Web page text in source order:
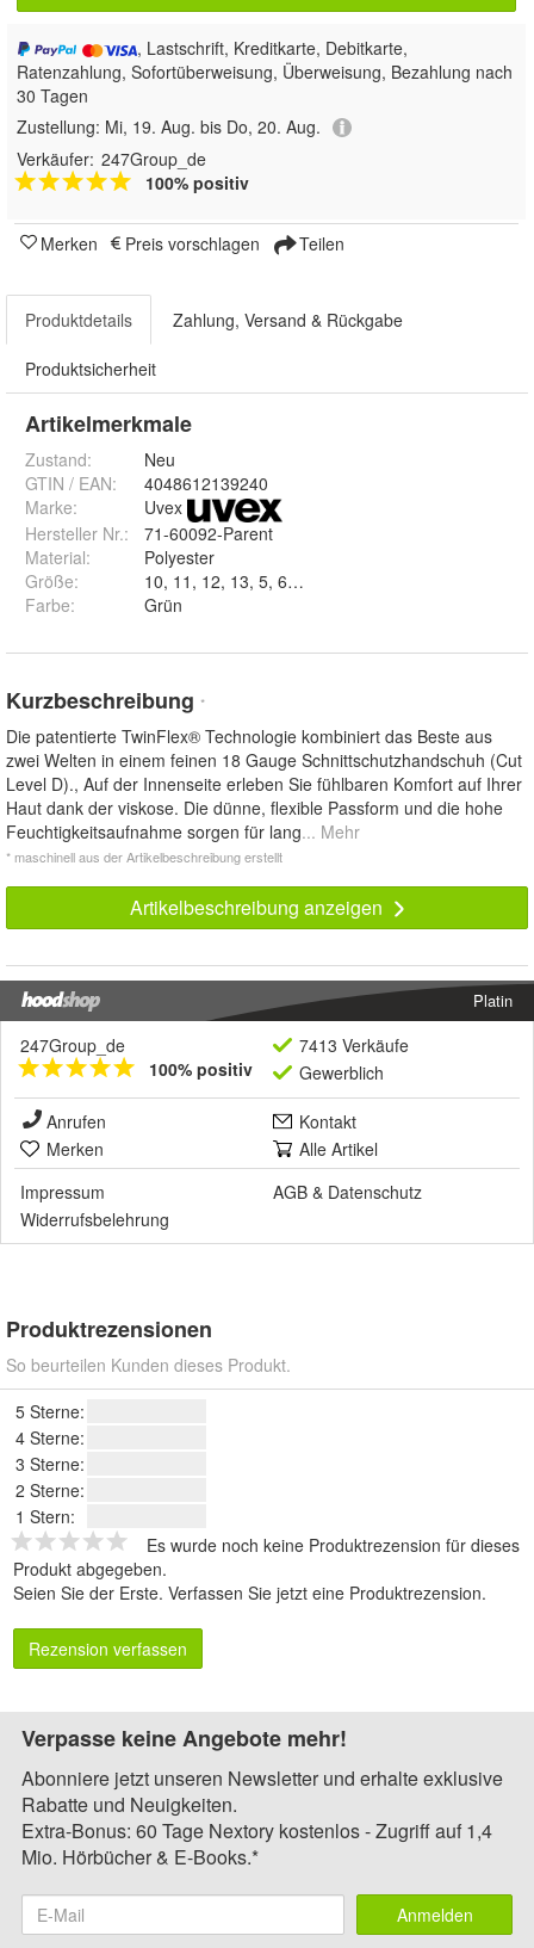
, Lastschrift, Kreditkarte, Debitkarte,
Ratenzahlung, Sofortüberweisung, Überweisung, Bezahlung nach
30 Tagen
Zustellung: Mi, 19. Aug. bis Do, 20. Aug.
Verkäufer: 247Group_de
100% positiv
Merken Preis vorschlagen Teilen
Produktdetails Zahlung, Versand & Rückgabe
Produktsicherheit
Artikelmerkmale
Zustand:
Neu
GTIN / EAN:
4048612139240
Marke:
Uvex
Hersteller Nr.:
71-60092-Parent
Material:
Polyester
Größe:
Farbe: Grün
Kurzbeschreibung *
Die patentierte TwinFlex® Technologie kombiniert das Beste aus
zwei Welten in einem feinen 18 Gauge Schnittschutzhandschuh (Cut
Level D)., Auf der Innenseite erleben Sie fühlbaren Komfort auf Ihrer
Haut dank der viskose. Die dünne, flexible Passform und die hohe
Feuchtigkeitsaufnahme sorgen für lang... Mehr
* maschinell aus der Artikelbeschreibung erstellt
Artikelbeschreibung anzeigen
Platin
247Group_de
100% positiv
7413 Verkäufe
Gewerblich
Anrufen
Kontakt
Merken
Alle Artikel
Impressum
AGB & Datenschutz
Widerrufsbelehrung
Produktrezensionen
So beurteilen Kunden dieses Produkt.
5 Sterne:
4 Sterne:
3 Sterne:
2 Sterne:
1 Stern:
Es wurde noch keine Produktrezension für dieses
Produkt abgegeben.
Seien Sie der Erste. Verfassen Sie jetzt eine Produktrezension.
Rezension verfassen
Verpasse keine Angebote mehr!
Abonniere jetzt unseren Newsletter und erhalte exklusive
Rabatte und Neuigkeiten.
Extra-Bonus: 60 Tage Nextory kostenlos - Zugriff auf 1,4
Mio. Hörbücher & E-Books.*
Anmelden